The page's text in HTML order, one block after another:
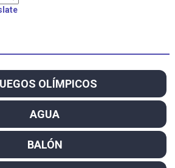
OLÍMPICOS
AGUA
BALÓN